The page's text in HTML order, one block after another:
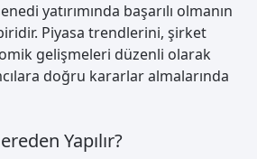
yatırımında başarılı olmanın
Piyasa trendlerini, şirket
gelişmeleri düzenli olarak
doğru kararlar almalarında
Yapılır?